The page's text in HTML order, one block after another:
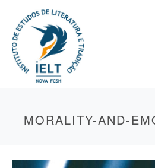
MORALITY-AND-